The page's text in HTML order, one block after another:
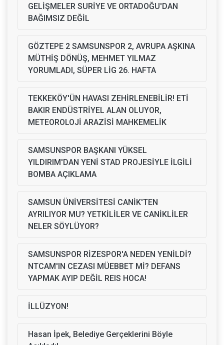
GELİŞMELER SURİYE VE ORTADOĞU'DAN
BAĞIMSIZ DEĞİL
GÖZTEPE 2 SAMSUNSPOR 2, AVRUPA AŞKINA
MÜTHİŞ DÖNÜŞ, MEHMET YILMAZ
YORUMLADI, SÜPER LİG 26. HAFTA
TEKKEKÖY'ÜN HAVASI ZEHİRLENEBİLİR! ETİ
BAKIR ENDÜSTRİYEL ALAN OLUYOR,
METEOROLOJİ ARAZİSİ MAHKEMELİK
SAMSUNSPOR BAŞKANI YÜKSEL
YILDIRIM'DAN YENİ STAD PROJESİYLE İLGİLİ
BOMBA AÇIKLAMA
SAMSUN ÜNİVERSİTESİ CANİK'TEN
AYRILIYOR MU? YETKİLİLER VE CANİKLİLER
NELER SÖYLÜYOR?
SAMSUNSPOR RİZESPOR'A NEDEN YENİLDİ?
NTCAM'IN CEZASI MÜEBBET Mİ? DEFANS
YAPMAK AYIP DEĞİL REIS HOCA!
İLLÜZYON!
Hasan İpek, Belediye Gerçeklerini Böyle